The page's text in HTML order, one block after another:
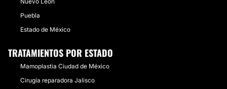
Puebla
Estado de México
TRATAMIENTOS POR ESTADO
Mamoplastia Ciudad de México
Cirugía reparadora Jalisco